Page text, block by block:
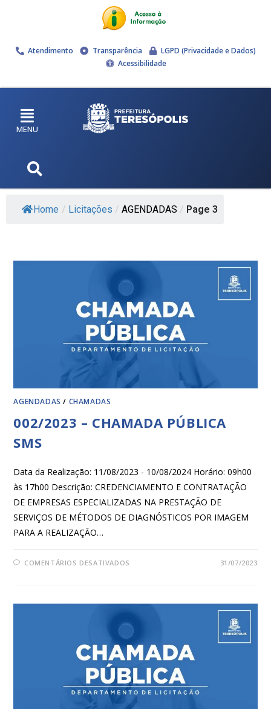
Atendimento Transparência
LGPD (Privacidade e Dados)
Acessibilidade
MENU
Home / Licitações / AGENDADAS / Page 3
AGENDADAS / CHAMADAS
002/2023 – CHAMADA PÚBLICA
SMS
Data da Realização: 11/08/2023 - 10/08/2024 Horário: 09h00
às 17h00 Descrição: CREDENCIAMENTO E CONTRATAÇÃO
DE EMPRESAS ESPECIALIZADAS NA PRESTAÇÃO DE
SERVIÇOS DE MÉTODOS DE DIAGNÓSTICOS POR IMAGEM
PARA A REALIZAÇÃO…
COMENTÁRIOS DESATIVADOS 31/07/2023